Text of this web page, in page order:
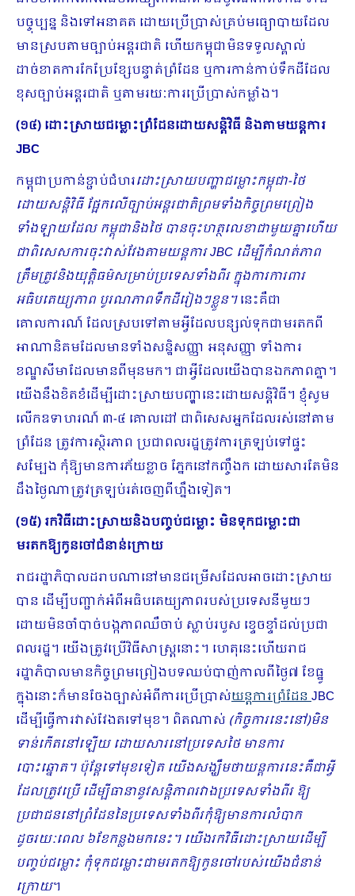
បច្ចុប្បន្ន និងទៅអនាគត ដោយប្រើប្រាស់គ្រប់មធ្យោបាយដែល
មានស្របតាមច្បាប់អន្តរជាតិ ហើយកម្ពុជាមិនទទួលស្គាល់
ដាច់ខាតការកែប្រែខ្សែបន្ទាត់ព្រំដែន ឬការកាន់កាប់ទឹកដីដែល
ខុសច្បាប់អន្តរជាតិ ឬតាមរយៈការប្រើប្រាស់កម្លាំង។
(១៤) ដោះស្រាយជម្លោះព្រំដែនដោយសន្តិវិធី និងតាមយន្តការ
JBC
កម្ពុជាប្រកាន់ខ្ជាប់ជំហរដោះស្រាយបញ្ហាជម្លោះកម្ពុជា-ថៃ
ដោយសន្តិវិធី ផ្អែកលើច្បាប់អន្តរជាតិព្រមទាំងកិច្ច​ព្រមព្រៀង
ទាំងឡាយដែល កម្ពុជានិងថៃ បានចុះហត្ថលេខាជាមួយគ្នាហើយ
ជាពិសេសការចុះវាស់វែងតាមយន្តការ JBC ដើម្បីកំណត់ភាព
ត្រឹមត្រូវនិងយុត្តិធម៌សម្រាប់ប្រទេសទាំងពីរ ក្នុងការការពារ
អធិបតេយ្យភាព បូរណ​ភាពទឹកដីរៀងៗខ្លួន។នេះគឺជា
គោលការណ៍ ដែលស្របទៅតាមអ្វីដែលបន្សល់ទុកជាមរតកពី
អាណានិគមដែលមានទាំងសន្ឋិសញ្ញា អនុសញ្ញា ទាំងការ
ខណ្ឌសីមាដែលមានពីមុនមក។ ជាអ្វីដែលយើងបានឯកភាពគ្នា។
យើងនឹងខិតខំដើម្បីដោះស្រាយបញ្ហានេះដោយសន្តិវិធី។ ខ្ញុំសូម
លើកឧទាហរណ៍ ៣-៤ គោលដៅ ជាពិសេសអ្នកដែលរស់នៅតាម
ព្រំដែន ត្រូវការស្ថិរភាព ប្រជាពលរដ្ឋត្រូវការត្រឡប់ទៅផ្ទះ
សម្បែង កុំឱ្យមានការភ័យខ្លាច ភ្នែកនៅកញ្ចឹងក ដោយសារតែមិន
ដឹងថ្ងៃណាត្រូវត្រឡប់រត់ចេញពីហ្នឹងទៀត។
(១៥) រកវិធីដោះស្រាយនិងបញ្ចប់ជម្លោះ មិនទុកជម្លោះជា
មរតកឱ្យកូនចៅជំនាន់ក្រោយ
រាជរដ្ឋាភិបាលដរាបណានៅមានជម្រើសដែលអាចដោះស្រាយ
បាន ដើម្បីបញ្ជាក់អំពីអធិបតេយ្យភាពរបស់ប្រ​ទេសនីមួយៗ
ដោយមិនចាំបាច់បង្កភាពឈឺចាប់់ ស្លាប់របួស ខ្ទេចខ្ទាំដល់ប្រជា
ពលរដ្ឋ។ យើងត្រូវប្រើវិធីសាស្ត្រនោះ។ ហេតុនេះហើយរាជ
រដ្ឋាភិបាលមានកិច្ចព្រមព្រៀងបទឈប់បាញ់កាលពីថ្ងៃ៧ ខែធ្នូ
ក្នុងនោះក៏មានចែងច្បាស់អំពីការប្រើប្រាស់យន្តការព្រំដែនJBC
ដើម្បីធ្វើការវាស់វែងតទៅមុខ។ ពិតណាស់ (កិច្ចការនេះនៅ)មិន
ទាន់កើតនៅឡើយ ដោយសារនៅប្រទេសថៃ មានការ
បោះឆ្នោត។ ប៉ុន្តែទៅមុខទៀត យើងសង្ឃឹមថាយន្តការនេះគឺជាអ្វី
ដែលត្រូវប្រើ ដើម្បីធានានូវសន្តិភាពរវាងប្រទេសទាំងពីរ ឱ្យ
ប្រជាជននៅព្រំដែននៃប្រទេសទាំងពីរកុំឱ្យមានការលំបាក
ដូចរយៈពេល ៦ខែកន្លងមកនេះ។ យើងរកវិធីដោះស្រាយដើម្បី
បញ្ចប់ជម្លោះ កុំទុកជម្លោះជាមរតកឱ្យកូនចៅរបស់យើងជំនាន់
ក្រោយ។